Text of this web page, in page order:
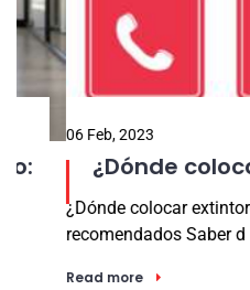
06 Feb, 2023
¿Dónde colocar
¿Dónde colocar extintores?
recomendados Saber d
Read more